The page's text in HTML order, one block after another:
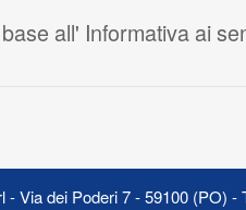
all' Informativa ai
- Via dei Poderi 7 - 59100 (PO) -